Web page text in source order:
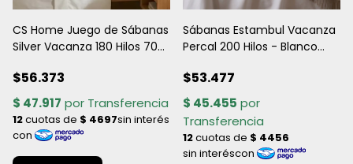
CS Home Juego de Sábanas
Silver Vacanza 180 Hilos 70%
Hotelera Premium (Todas
las medidas)
$56.373
Sábanas Estambul Vacanza
Percal 200 Hilos - Blanco
medidas)
$53.477